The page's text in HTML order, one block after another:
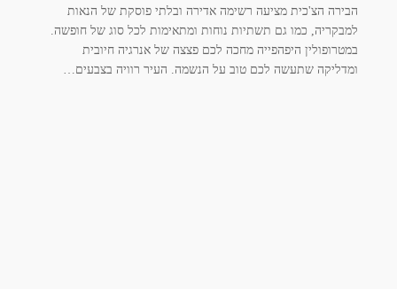
הבירה הצ'כית מציעה רשימה אדירה ובלתי פוסקת של הנאות
למבקריה, כמו גם תשתיות נוחות ומתאימות לכל סוג של חופשה.
במטרופולין היפהפייה מחכה לכם פצצה של אנרגיה חיובית
ומדליקה שתעשה לכם טוב על הנשמה. העיר רוויה בצבעים…